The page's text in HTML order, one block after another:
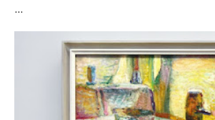
...